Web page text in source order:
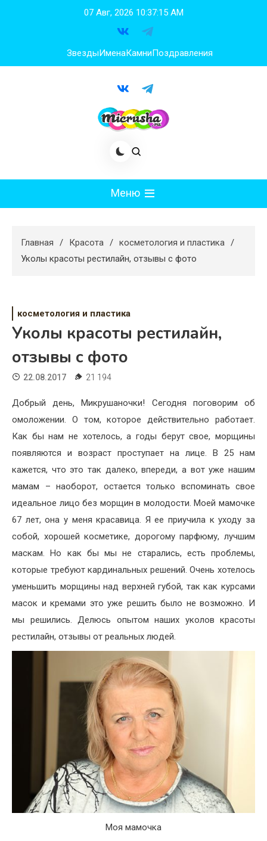
07 Авг, 2026 10:37:16 AM
ЗвездыИменаКамниПоздравления
Меню
Худеем
Жизнь
Хобби
Красота
Недвижимость
Главная Красота
косметология и пластика
Уколы красоты рестилайн, отзывы с фото
косметология и пластика
Уколы красоты рестилайн,
отзывы с фото
22.08.2017 21 194
Добрый день, Микрушаночки! Сегодня поговорим об
омоложении. О том, которое действительно работает.
Как бы нам не хотелось, а годы берут свое, морщины
появляются и возраст проступает на лице. В 25 нам
кажется, что это так далеко, впереди, а вот уже нашим
мамам – наоборот, остается только вспоминать свое
идеальное лицо без морщин в молодости. Моей мамочке
67 лет, она у меня красавица. Я ее приучила к уходу за
собой, хорошей косметике, дорогому парфюму, лучшим
маскам. Но как бы мы не старались, есть проблемы,
которые требуют кардинальных решений. Очень хотелось
уменьшить морщины над верхней губой, так как курсами
масок и кремами это уже решить было не возможно. И
мы решились. Делюсь опытом наших уколов красоты
рестилайн, отзывы от реальных людей.
Моя мамочка